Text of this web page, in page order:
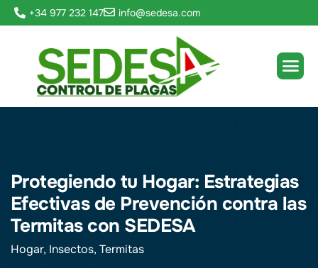
+34 977 232 147 info@sedesa.com
Protegiendo tu Hogar: Estrategias
Efectivas de Prevención contra las
Termitas con SEDESA
Hogar, Insectos, Termitas